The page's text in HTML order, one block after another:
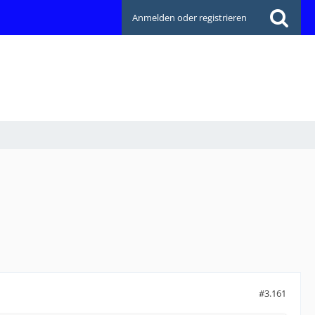
Anmelden oder registrieren
#3.161